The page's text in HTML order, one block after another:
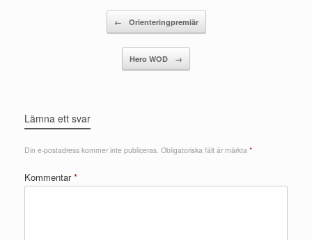
← Orienteringpremiär
Hero WOD →
Lämna ett svar
Din e-postadress kommer inte publiceras. Obligatoriska fält är märkta *
Kommentar*